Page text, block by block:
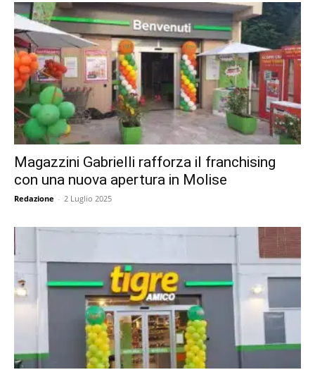
Magazzini Gabrielli rafforza il franchising
con una nuova apertura in Molise
Redazione - 2 Luglio 2025